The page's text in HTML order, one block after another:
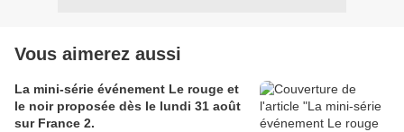
Vous aimerez aussi
La mini-série événement Le rouge et
le noir proposée dès le lundi 31 août
sur France 2.